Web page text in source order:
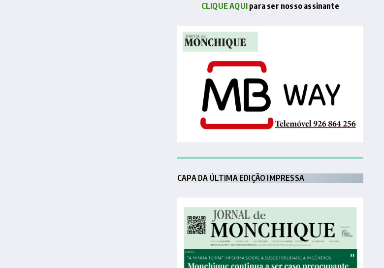
CLIQUE AQUI para ser nosso assinante
CAPA DA ÚLTIMA EDIÇÃO IMPRESSA